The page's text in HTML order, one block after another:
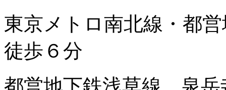
東京メトロ南北線・
徒歩６分
都営地下鉄浅草線 泉